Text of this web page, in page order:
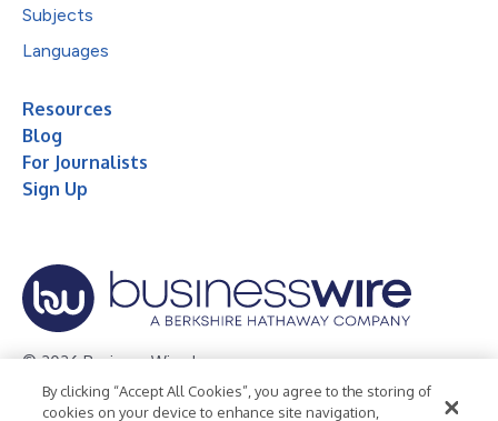
Subjects
Languages
Resources
Blog
For Journalists
Sign Up
© 2026 Business Wire, Inc.
Privacy Policy Cookie Policy Accessibility Statement
By clicking “Accept All Cookies”, you agree to the storing of
cookies on your device to enhance site navigation,